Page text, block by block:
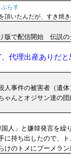
らす
頂いたんだが、すき焼
版で配信開始 伝説の
代理出産ありだ
人事件の被害者（遺
ゃんとオジサン達の
人」と嫌韓発言を繰
に持ち出したので、
のトメにブーメラン